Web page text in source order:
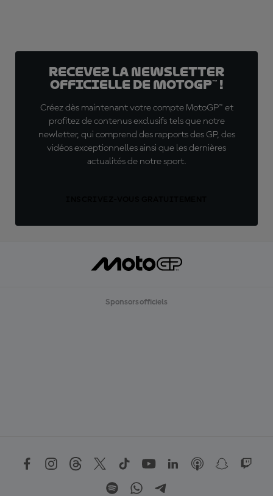
Recevez la Newsletter
officielle de MotoGP™ !
Créez dès maintenant votre compte MotoGP™ et
profitez de contenus exclusifs tels que notre
newletter, qui comprend des rapports des GP, des
vidéos exceptionnelles ainsi que les dernières
actualités de notre sport.
Sponsors officiels